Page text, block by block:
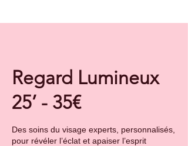
Regard Lumineux
25’ - 35€
Des soins du visage experts, personnalisés,
pour révéler l’éclat et apaiser l’esprit